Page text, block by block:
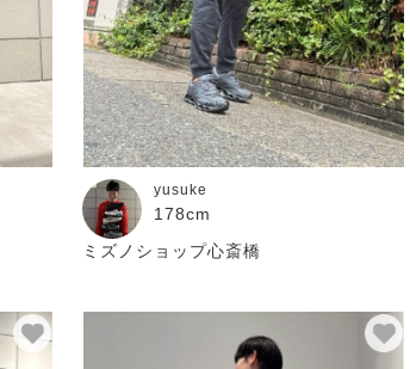
yusuke
178cm
ミズノショップ心斎橋